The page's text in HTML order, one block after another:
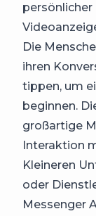
persönlicher
Die
ihren
tippen, um
beginnen.
großartige
Interaktion
Kleineren
oder
Messenger